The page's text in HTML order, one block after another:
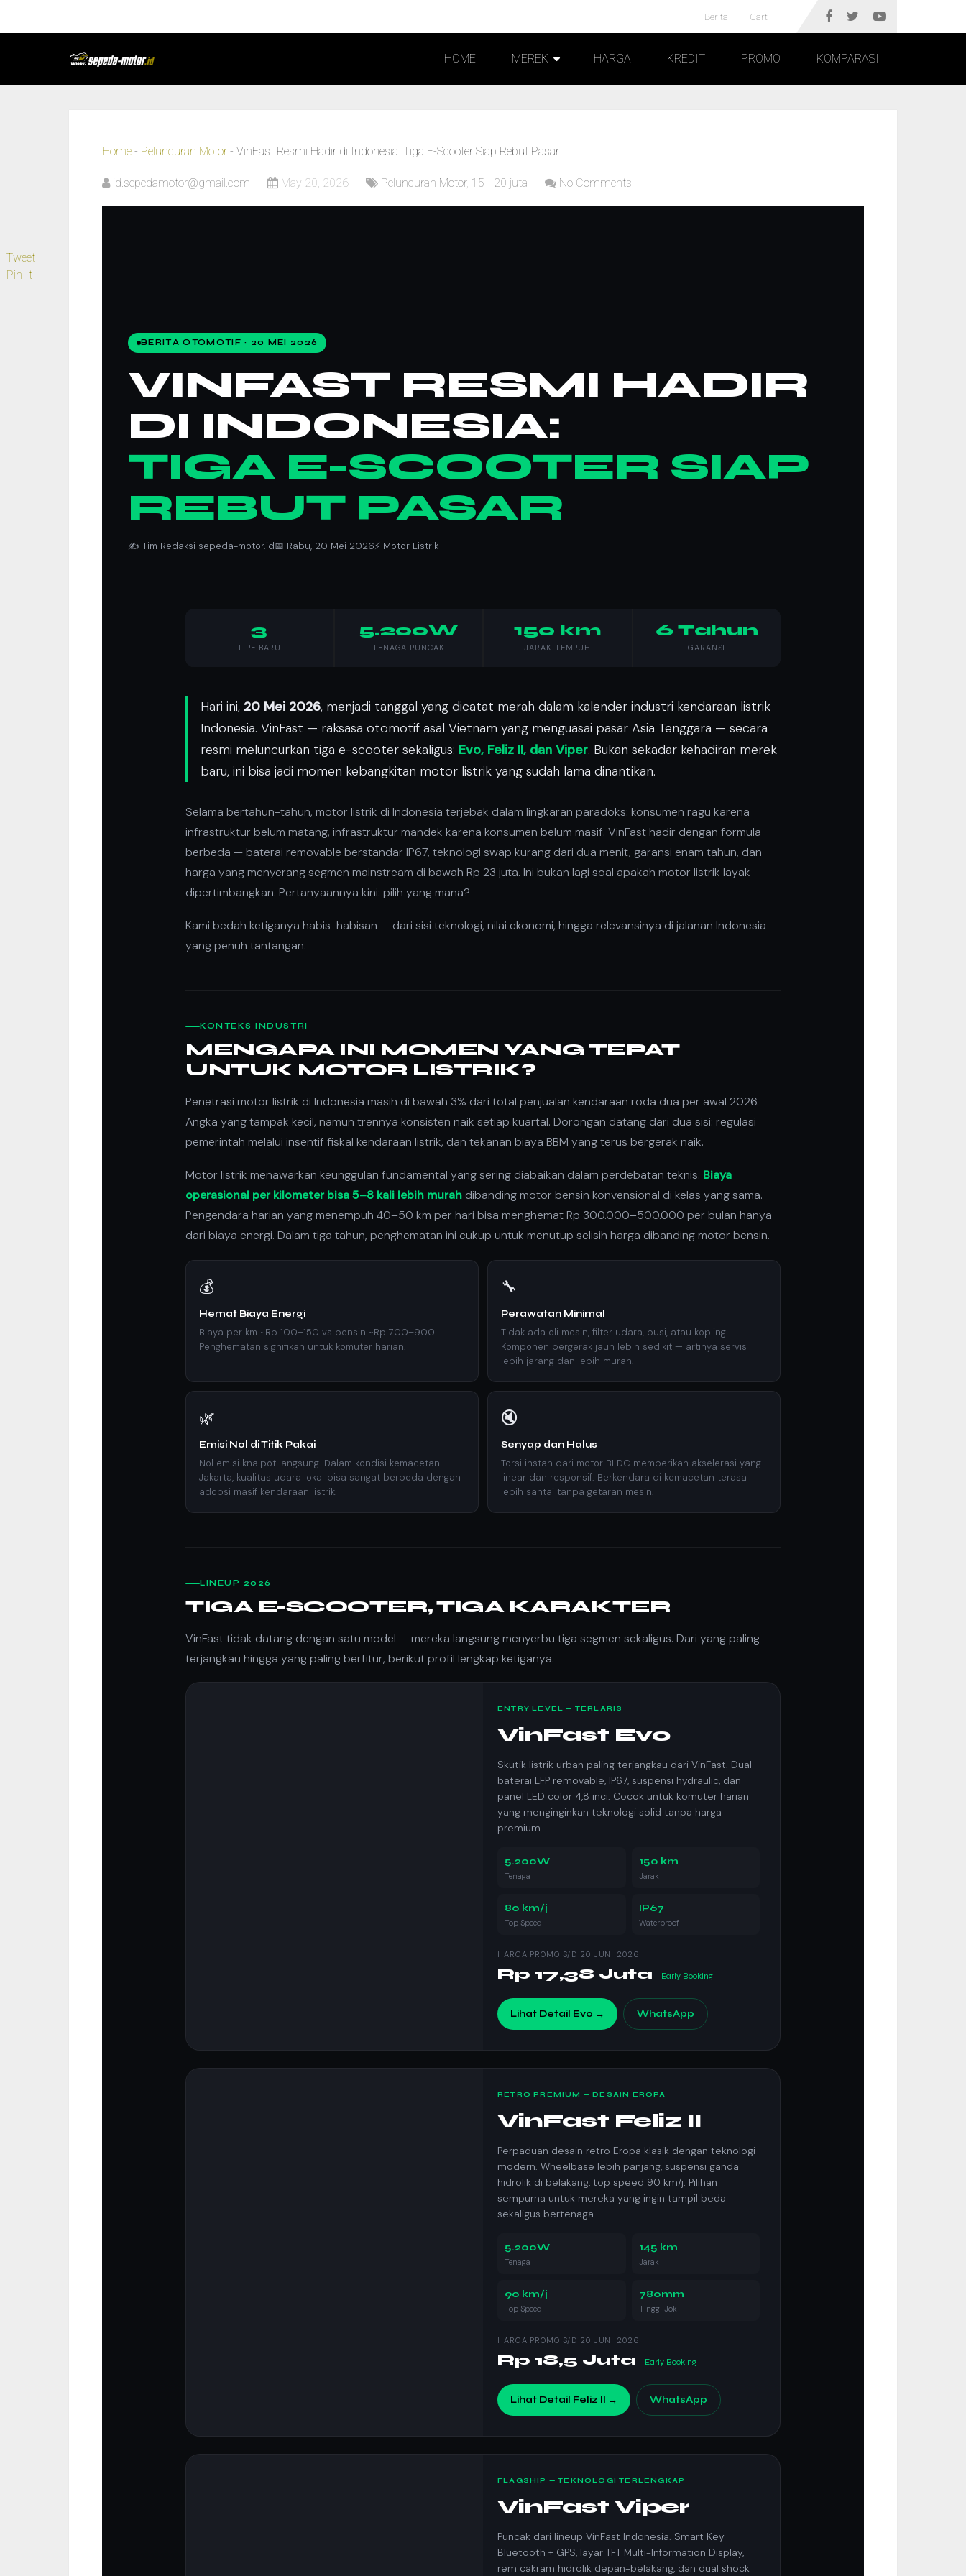
Berita Cart
HOME MEREK HARGA KREDIT PROMO KOMPARASI
Home - Peluncuran Motor -VinFast Resmi Hadir di Indonesia: Tiga E-Scooter Siap Rebut Pasar
id.sepedamotor@gmail.com May 20, 2026 Peluncuran Motor, 15 - 20 juta No Comments
BERITA OTOMOTIF · 20 MEI 2026
VINFAST RESMI HADIR
DI INDONESIA:
TIGA E-SCOOTER SIAP
REBUT PASAR
✍️ Tim Redaksi sepeda-motor.id📅 Rabu, 20 Mei 2026⚡ Motor Listrik
3
TIPE BARU
5.200W
TENAGA PUNCAK
150 km
JARAK TEMPUH
6 Tahun
GARANSI
Hari ini, 20 Mei 2026, menjadi tanggal yang dicatat merah dalam kalender industri kendaraan listrik
Indonesia. VinFast — raksasa otomotif asal Vietnam yang menguasai pasar Asia Tenggara — secara
resmi meluncurkan tiga e-scooter sekaligus: Evo, Feliz II, dan Viper. Bukan sekadar kehadiran merek
baru, ini bisa jadi momen kebangkitan motor listrik yang sudah lama dinantikan.
Selama bertahun-tahun, motor listrik di Indonesia terjebak dalam lingkaran paradoks: konsumen ragu karena
infrastruktur belum matang, infrastruktur mandek karena konsumen belum masif. VinFast hadir dengan formula
berbeda — baterai removable berstandar IP67, teknologi swap kurang dari dua menit, garansi enam tahun, dan
harga yang menyerang segmen mainstream di bawah Rp 23 juta. Ini bukan lagi soal apakah motor listrik layak
dipertimbangkan. Pertanyaannya kini: pilih yang mana?
Kami bedah ketiganya habis-habisan — dari sisi teknologi, nilai ekonomi, hingga relevansinya di jalanan Indonesia
yang penuh tantangan.
KONTEKS INDUSTRI
MENGAPA INI MOMEN YANG TEPAT
UNTUK MOTOR LISTRIK?
Penetrasi motor listrik di Indonesia masih di bawah 3% dari total penjualan kendaraan roda dua per awal 2026.
Angka yang tampak kecil, namun trennya konsisten naik setiap kuartal. Dorongan datang dari dua sisi: regulasi
pemerintah melalui insentif fiskal kendaraan listrik, dan tekanan biaya BBM yang terus bergerak naik.
Motor listrik menawarkan keunggulan fundamental yang sering diabaikan dalam perdebatan teknis. Biaya
operasional per kilometer bisa 5–8 kali lebih murah dibanding motor bensin konvensional di kelas yang sama.
Pengendara harian yang menempuh 40–50 km per hari bisa menghemat Rp 300.000–500.000 per bulan hanya
dari biaya energi. Dalam tiga tahun, penghematan ini cukup untuk menutup selisih harga dibanding motor bensin.
💰
Hemat Biaya Energi
Biaya per km ~Rp 100–150 vs bensin ~Rp 700–900.
Penghematan signifikan untuk komuter harian.
🔧
Perawatan Minimal
Tidak ada oli mesin, filter udara, busi, atau kopling.
Komponen bergerak jauh lebih sedikit — artinya servis
lebih jarang dan lebih murah.
🌿
Emisi Nol di Titik Pakai
Nol emisi knalpot langsung. Dalam kondisi kemacetan
Jakarta, kualitas udara lokal bisa sangat berbeda dengan
adopsi masif kendaraan listrik.
🔇
Senyap dan Halus
Torsi instan dari motor BLDC memberikan akselerasi yang
linear dan responsif. Berkendara di kemacetan terasa
lebih santai tanpa getaran mesin.
LINEUP 2026
TIGA E-SCOOTER, TIGA KARAKTER
VinFast tidak datang dengan satu model — mereka langsung menyerbu tiga segmen sekaligus. Dari yang paling
terjangkau hingga yang paling berfitur, berikut profil lengkap ketiganya.
ENTRY LEVEL — TERLARIS
VinFast Evo
Skutik listrik urban paling terjangkau dari VinFast. Dual
baterai LFP removable, IP67, suspensi hydraulic, dan
panel LED color 4,8 inci. Cocok untuk komuter harian
yang menginginkan teknologi solid tanpa harga
premium.
5.200W
Tenaga
150 km
Jarak
80 km/j
Top Speed
IP67
Waterproof
HARGA PROMO S/D 20 JUNI 2026
Rp 17,38 Juta Early Booking
Lihat Detail Evo → WhatsApp
RETRO PREMIUM — DESAIN EROPA
VinFast Feliz II
Perpaduan desain retro Eropa klasik dengan teknologi
modern. Wheelbase lebih panjang, suspensi ganda
hidrolik di belakang, top speed 90 km/j. Pilihan
sempurna untuk mereka yang ingin tampil beda
sekaligus bertenaga.
5.200W
Tenaga
145 km
Jarak
90 km/j
Top Speed
780mm
Tinggi Jok
HARGA PROMO S/D 20 JUNI 2026
Rp 18,5 Juta Early Booking
Lihat Detail Feliz II → WhatsApp
FLAGSHIP — TEKNOLOGI TERLENGKAP
VinFast Viper
Puncak dari lineup VinFast Indonesia. Smart Key
Bluetooth + GPS, layar TFT Multi-Information Display,
rem cakram hidrolik depan-belakang, dan dual shock
Tweet
Pin It